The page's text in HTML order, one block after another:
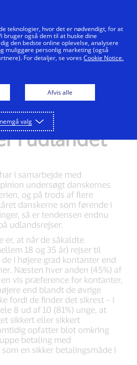
stadig
i udlandet
i samarbejde med
undersøgt danskernes
og på trods af flere
danskerne som førende i
så er tendensen endnu
udlandsrejser.
er, at når de såkaldte
18 og 35 år) rejser til
i højere grad kontanter end
Næsten hver anden (45%) af
en vis præference for kontanter,
end blandt de øvrige
fordi de finder det sikrest – i
8 ud af 10 (81%) unge, at
sikkert eller sikkert
opfatter blot omkring
betaling med
en sikker betalingsmåde i
teknologier, hvor det er nødvendigt, for at
bruger også dem til at huske dine
den bedste online oplevelse, analysere
muliggøre personlig marketing (også
For detaljer, se voresCookie Notice.
Afvis alle
valg